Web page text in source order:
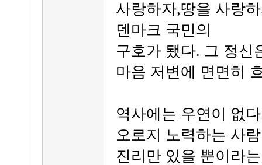
사랑하자,땅을 사랑
덴마크 국민의
구호가 됐다. 그 정신
마음 저변에 면면히
역사에는 우연이 없
오로지 노력하는 사
진리만 있을 뿐이라